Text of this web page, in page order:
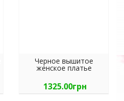
Черное вышитое
женское платье
1325.00грн